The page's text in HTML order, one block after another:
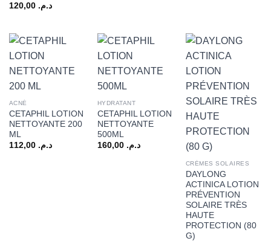
د.م. 120,00
ACNÉ
CETAPHIL LOTION
NETTOYANTE 200
ML
د.م. 112,00
HYDRATANT
CETAPHIL LOTION
NETTOYANTE
500ML
د.م. 160,00
CRÈMES SOLAIRES
DAYLONG
ACTINICA LOTION
PRÉVENTION
SOLAIRE TRÈS
HAUTE
PROTECTION (80
G)